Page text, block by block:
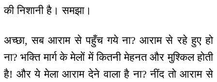
की निशानी है। समझा।
अच्छा, सब आराम से पहुँच गये ना? आराम से रहे हुए हो
ना? भक्ति मार्ग के मेलों में कितनी मेहनत और मुश्किल होती
है! और ये मेला आराम देने वाला है ना? नींद तो आराम से